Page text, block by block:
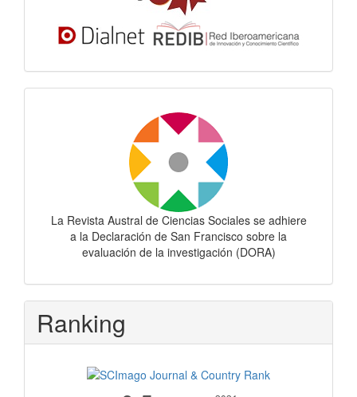
La Revista Austral de Ciencias Sociales se adhiere
a la Declaración de San Francisco sobre la
evaluación de la investigación (DORA)
Ranking